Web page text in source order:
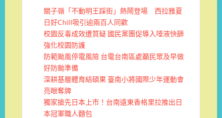
關子嶺「不動明王踩街」熱鬧登場 西拉雅夏
日好Chill吸引逾兩百人同歡
校園反毒成效遭質疑 國民黨團促導入唾液快篩
強化校園防護
防範颱風停電風險 台電台南區處籲民眾及早做
好防颱準備
深耕基層體育結碩果 臺南小將國際少年運動會
亮眼奪牌
獨家搶先日本上市！台南遠東香格里拉推出日
本冠軍職人麵包